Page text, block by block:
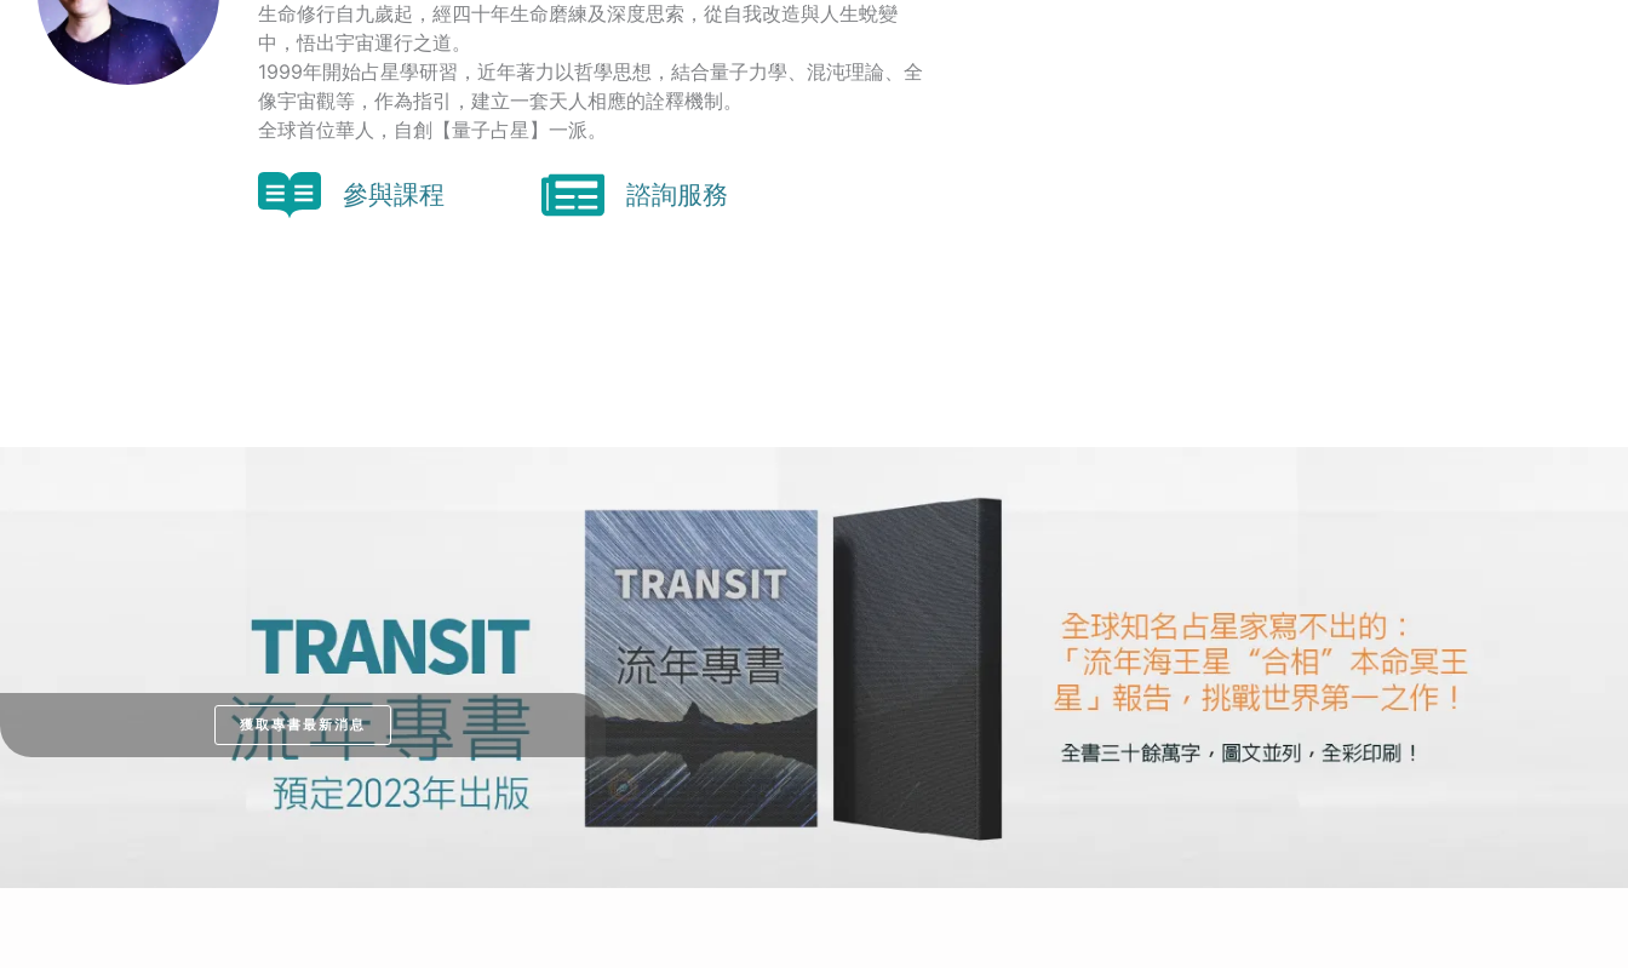
生命修行自九歲起，經四十年生命磨練及深度思索，從自我改造與人生蛻變
中，悟出宇宙運行之道。
1999年開始占星學研習，近年著力以哲學思想，結合量子力學、混沌理論、全
像宇宙觀等，作為指引，建立一套天人相應的詮釋機制。
全球首位華人，自創【量子占星】一派。
參與課程 諮詢服務
獲取專書最新消息